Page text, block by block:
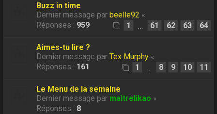
Buzz in time
Dernier message par beelle92 «
Réponses : 959 1 … 61 62 63 64
Aimes-tu lire ?
Dernier message parTex Murphy «
Réponses : 161 1 … 8 9 10 11
Le Menu de la semaine
Dernier message par maitrelikao «
Réponses : 8